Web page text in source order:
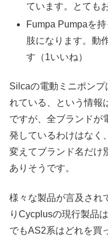
ています。とても
Fumpa Pumpaを
肢になります。動
す（1いいね）
Silcaの電動ミニポン
れている、という情報
ですが、全ブランドが
発しているわけはなく
変えてブランド名だけ
ありそうです。
様々な製品が言及され
りCycplusの現行製品
でもAS2系はどれを買